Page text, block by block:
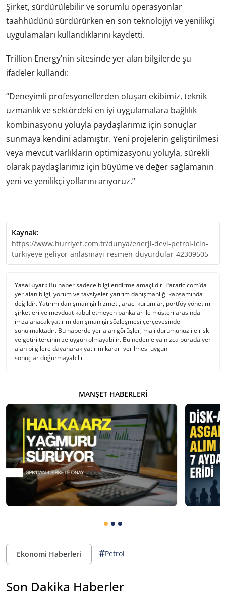
Şirket, sürdürülebilir ve sorumlu operasyonlar
taahhüdünü sürdürürken en son teknolojiyi ve yenilikçi
uygulamaları kullandıklarını kaydetti.
Trillion Energy’nin sitesinde yer alan bilgilerde şu
ifadeler kullandı:
“Deneyimli profesyonellerden oluşan ekibimiz, teknik
uzmanlık ve sektördeki en iyi uygulamalara bağlılık
kombinasyonu yoluyla paydaşlarımız için sonuçlar
sunmaya kendini adamıştır. Yeni projelerin geliştirilmesi
veya mevcut varlıkların optimizasyonu yoluyla, sürekli
olarak paydaşlarımız için büyüme ve değer sağlamanın
yeni ve yenilikçi yollarını arıyoruz.”
Kaynak:
https://www.hurriyet.com.tr/dunya/enerji-devi-petrol-icin-
turkiyeye-geliyor-anlasmayi-resmen-duyurdular-42309505
Yasal uyarı: Bu haber sadece bilgilendirme amaçlıdır. Paratic.com’da
yer alan bilgi, yorum ve tavsiyeler yatırım danışmanlığı kapsamında
değildir. Yatırım danışmanlığı hizmeti, aracı kurumlar, portföy yönetim
şirketleri ve mevduat kabul etmeyen bankalar ile müşteri arasında
imzalanacak yatırım danışmanlığı sözleşmesi çerçevesinde
sunulmaktadır. Bu haberde yer alan görüşler, mali durumunuz ile risk
ve getiri tercihinize uygun olmayabilir. Bu nedenle yalnızca burada yer
alan bilgilere dayanarak yatırım kararı verilmesi uygun
sonuçlar doğurmayabilir.
MANŞET HABERLERI
Ekonomi Haberleri #Petrol
Son Dakika Haberler